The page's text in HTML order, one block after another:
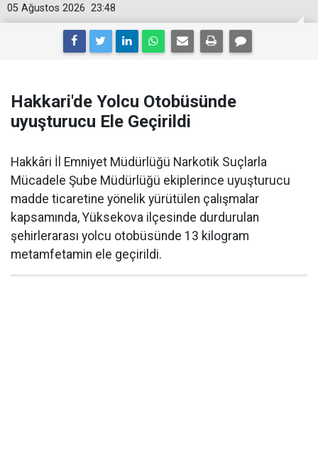
23:48
05 Ağustos 2026
Hakkari'de Yolcu Otobüsünde
uyuşturucu Ele Geçirildi
Hakkâri İl Emniyet Müdürlüğü Narkotik Suçlarla
Mücadele Şube Müdürlüğü ekiplerince uyuşturucu
madde ticaretine yönelik yürütülen çalışmalar
kapsamında, Yüksekova ilçesinde durdurulan
şehirlerarası yolcu otobüsünde 13 kilogram
metamfetamin ele geçirildi.